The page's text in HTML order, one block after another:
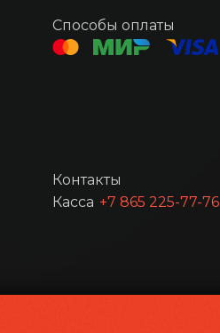
Способы оплаты
Контакты
Касса +7 865 225-77-76